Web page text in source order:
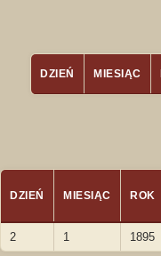
DZIEŃ MIESIĄC
DZIEŃ MIESIĄC ROK
2 1 1895